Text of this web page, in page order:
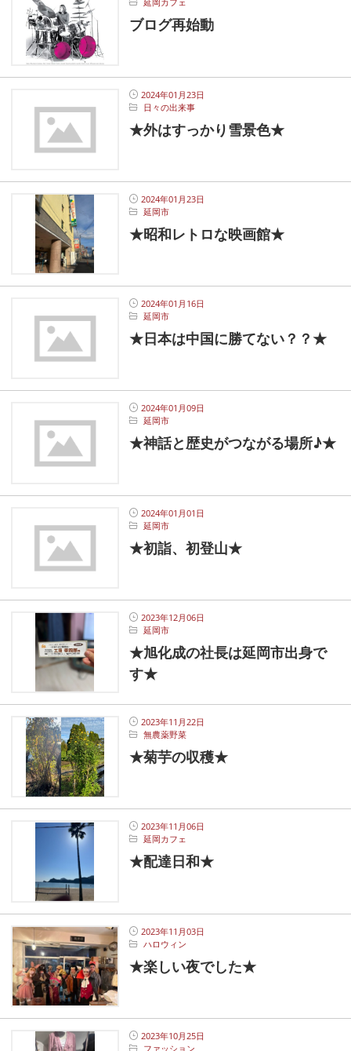
ブログ再始動
2024年01月23日
日々の出来事
★外はすっかり雪景色★
2024年01月23日
延岡市
★昭和レトロな映画館★
2024年01月16日
延岡市
★日本は中国に勝てない？？★
2024年01月09日
延岡市
★神話と歴史がつながる場所♪★
2024年01月01日
延岡市
★初詣、初登山★
2023年12月06日
延岡市
★旭化成の社長は延岡市出身で
す★
2023年11月22日
無農薬野菜
★菊芋の収穫★
2023年11月06日
延岡カフェ
★配達日和★
2023年11月03日
ハロウィン
★楽しい夜でした★
2023年10月25日
ファッション